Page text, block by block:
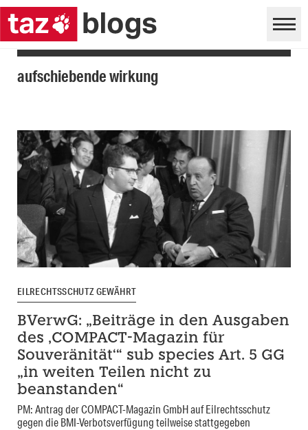
aufschiebende wirkung
EILRECHTSSCHUTZ GEWÄHRT
BVerwG: „Beiträge in den Ausgaben
des ‚COMPACT-Magazin für
Souveränität‘“ sub species Art. 5 GG
„in weiten Teilen nicht zu
beanstanden“
PM: Antrag der COMPACT-Magazin GmbH auf Eilrechtsschutz
gegen die BMI-Verbotsverfügung teilweise stattgegeben